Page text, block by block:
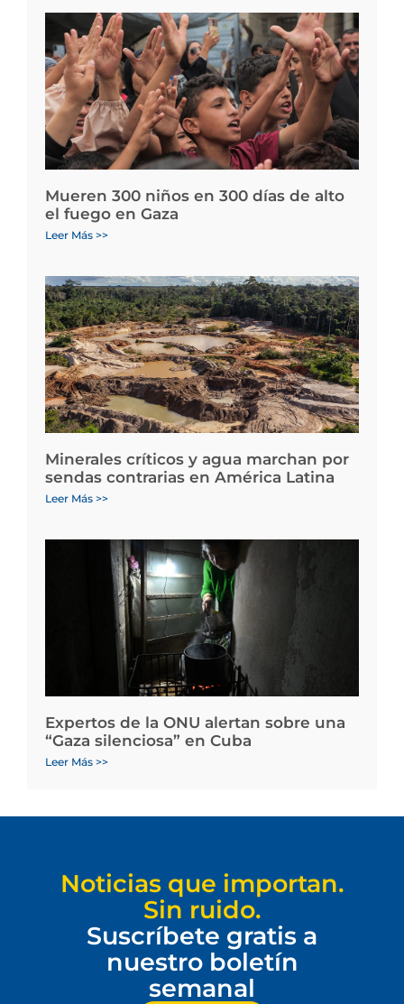
Mueren 300 niños en 300 días de alto
el fuego en Gaza
Leer Más >>
Minerales críticos y agua marchan por
sendas contrarias en América Latina
Leer Más >>
Expertos de la ONU alertan sobre una
“Gaza silenciosa” en Cuba
Leer Más >>
Noticias que importan.
Sin ruido.
Suscríbete gratis a
nuestro boletín
semanal